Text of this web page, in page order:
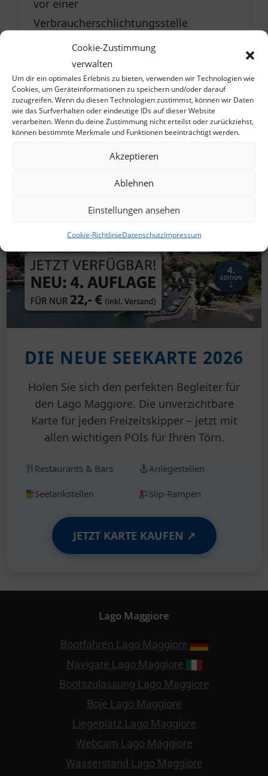
Cookie-Zustimmung
verwalten
Um dir ein optimales Erlebnis zu bieten, verwenden wir Technologien wie
Cookies, um Geräteinformationen zu speichern und/oder darauf
zuzugreifen. Wenn du diesen Technologien zustimmst, können wir Daten
wie das Surfverhalten oder eindeutige IDs auf dieser Website
verarbeiten. Wenn du deine Zustimmung nicht erteilst oder zurückziehst,
können bestimmte Merkmale und Funktionen beeinträchtigt werden.
Akzeptieren
Ablehnen
Einstellungen ansehen
Cookie-RichtlinieDatenschutzImpressum
vor einer
Verbraucherschlichtungsstelle
teilzunehmen.
DIE NEUE SEEKARTE 2026
Holen Sie sich den perfekten Begleiter für
den Lago Maggiore. Die unverzichtbare
Karte für jeden Freizeitskipper – jetzt mit
allen wichtigen POIs für Ihren Törn.
Restaurants & Bars Anlegestellen
Seetankstellen Slip-Rampen
JETZT KARTE KAUFEN ↗
Lago Maggiore
Bootfahren Lago Maggiore
Navigare Lago Maggiore
Bootszulassung Lago Maggiore
Boje Lago Maggiore
Liegeplatz Lago Maggiore
Webcam Lago Maggiore
Wasserstand Lago Maggiore